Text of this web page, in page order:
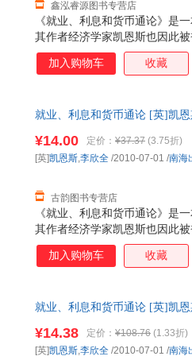
《就业、利息和货币通论》是
其作者经济学家凯恩斯也因此
奠定了宏观经济学的基础， 并
论》并称为影响人类历史进程
业、利息和货币通论》”作为“
鑫泓睿源图书专营店
加入购物车 收藏
就业、利息和货币通论 [英]凯
《就业、利息和货币通论》是
其作者经济学家凯恩斯也因此
奠定了宏观经济学的基础， 并
论》并称为影响人类历史进程
业、利息和货币通论》”作为“
¥14.00 定价： ¥37.37 (3.75折)
古韵图书专营店
[英]凯恩斯,李欣全 /2010-07-01 /南海
加入购物车 收藏
就业、利息和货币通论 [英]凯恩
¥14.38 定价： ¥108.76 (1.33折)
[英]凯恩斯,李欣全 /2010-07-01 /南海